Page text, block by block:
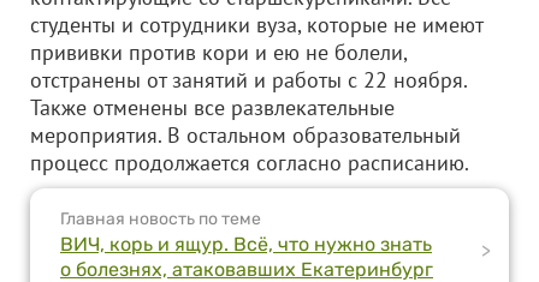
студенты и сотрудники вуза, которые не имеют
прививки против кори и ею не болели,
отстранены от занятий и работы с 22 ноября.
Также отменены все развлекательные
мероприятия. В остальном образовательный
процесс продолжается согласно расписанию.
Главная новость по теме
ВИЧ, корь и ящур. Всё, что нужно знать
о болезнях, атаковавших Екатеринбург
>